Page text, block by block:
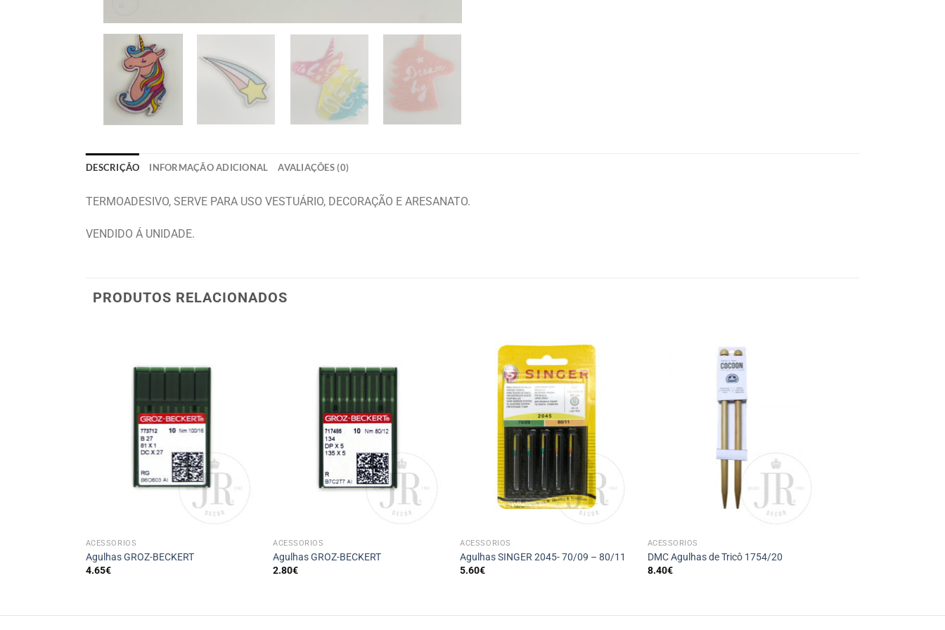
DESCRIÇÃO INFORMAÇÃO ADICIONAL AVALIAÇÕES (0)
TERMOADESIVO, SERVE PARA USO VESTUÁRIO, DECORAÇÃO E ARESANATO.
VENDIDO Á UNIDADE.
PRODUTOS RELACIONADOS
ACESSÓRIOS
Agulhas GROZ-BECKERT
4.65€
ACESSÓRIOS
Agulhas GROZ-BECKERT
2.80€
ACESSÓRIOS
Agulhas SINGER 2045- 70/09 – 80/11
5.60€
ACESSÓRIOS
DMC Agulhas de Tricô 1754/20
8.40€